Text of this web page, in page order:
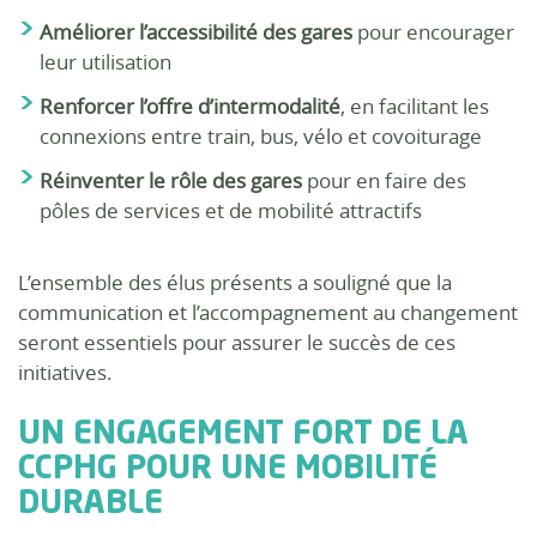
Améliorer l’accessibilité des gares pour encourager
leur utilisation
Renforcer l’offre d’intermodalité, en facilitant les
connexions entre train, bus, vélo et covoiturage
Réinventer le rôle des gares pour en faire des
pôles de services et de mobilité attractifs
L’ensemble des élus présents a souligné que la
communication et l’accompagnement au changement
seront essentiels pour assurer le succès de ces
initiatives.
UN ENGAGEMENT FORT DE LA
CCPHG POUR UNE MOBILITÉ
DURABLE